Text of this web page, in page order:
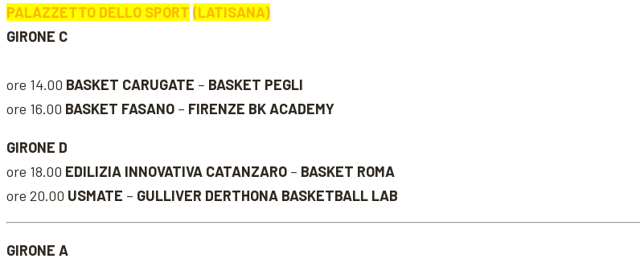
PALAZZETTO DELLO SPORT (LATISANA)
GIRONE C
ore 14.00 BASKET CARUGATE – BASKET PEGLI
ore 16.00 BASKET FASANO – FIRENZE BK ACADEMY
GIRONE D
ore 18.00 EDILIZIA INNOVATIVA CATANZARO – BASKET ROMA
ore 20.00 USMATE – GULLIVER DERTHONA BASKETBALL LAB
GIRONE A